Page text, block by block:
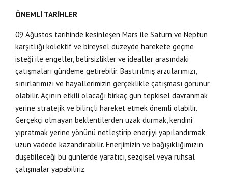
ÖNEMLİ TARİHLER
09 Ağustos tarihinde kesinleşen Mars ile Satürn ve Neptün
karşıtlığı kolektif ve bireysel düzeyde harekete geçme
isteği ile engeller, belirsizlikler ve idealler arasındaki
çatışmaları gündeme getirebilir. Bastırılmış arzularımızı,
sınırlarımızı ve hayallerimizin gerçeklikle çatışması görünür
olabilir. Açının etkili olacağı birkaç gün tepkisel davranmak
yerine stratejik ve bilinçli hareket etmek önemli olabilir.
Gerçekçi olmayan beklentilerden uzak durmak, kendini
yıpratmak yerine yönünü netleştirip enerjiyi yapılandırmak
uzun vadede kazandırabilir. Enerjimizin ve bağışıklığımızın
düşebileceği bu günlerde yaratıcı, sezgisel veya ruhsal
çalışmalar yapabiliriz.